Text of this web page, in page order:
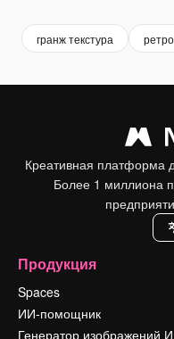
гранж текстура
Креативная платформа
Более 1 миллиона
Продукция
Spaces
ИИ-помощник
Генератор изображений